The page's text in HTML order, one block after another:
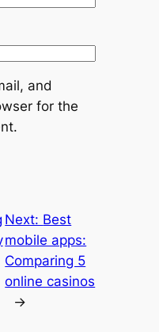
and
for the
Next: Best
mobile apps:
Comparing 5
online casinos
→